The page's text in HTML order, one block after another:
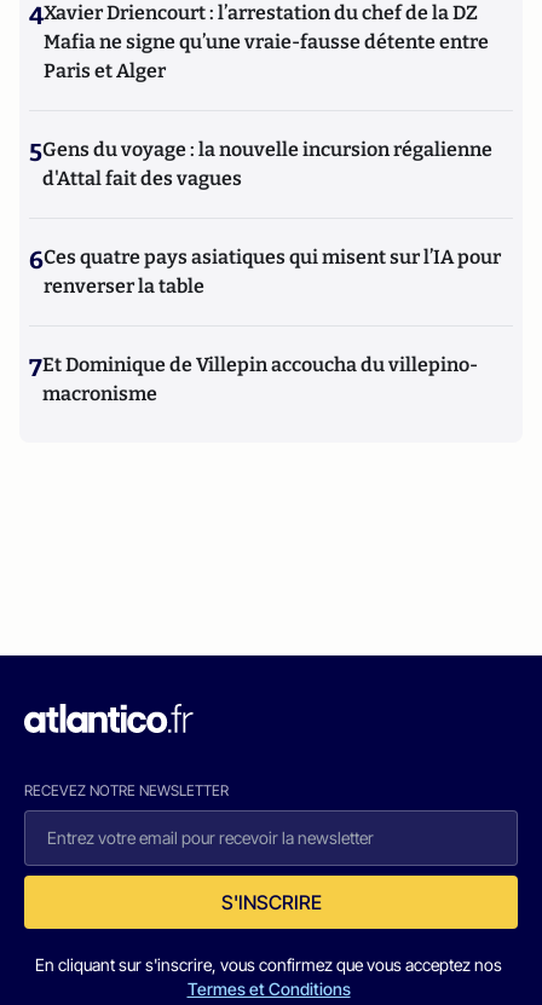
4Xavier Driencourt : l’arrestation du chef de la DZ
Mafia ne signe qu’une vraie-fausse détente entre
Paris et Alger
5Gens du voyage : la nouvelle incursion régalienne
d'Attal fait des vagues
6Ces quatre pays asiatiques qui misent sur l’IA pour
renverser la table
7Et Dominique de Villepin accoucha du villepino-
macronisme
RECEVEZ NOTRE NEWSLETTER
S'INSCRIRE
En cliquant sur s'inscrire, vous confirmez que vous acceptez nos
Termes et Conditions